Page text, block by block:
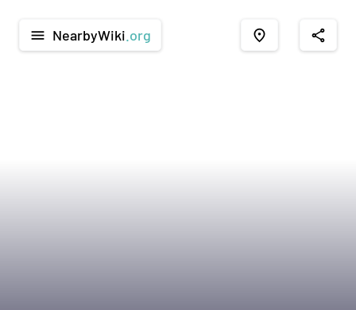
menu NearbyWiki .org place share